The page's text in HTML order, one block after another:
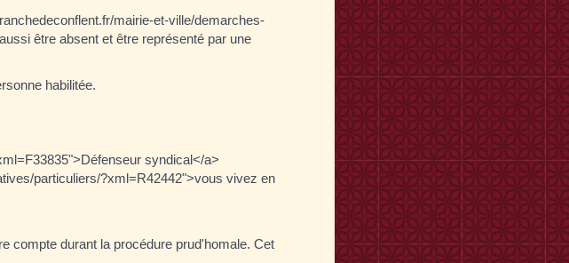
mairie-et-ville/demarches-
être absent et être représenté par une
habilitée.
syndical</a>
particuliers/?xml=R42442">vous vivez en
compte durant la procédure prud'homale. Cet